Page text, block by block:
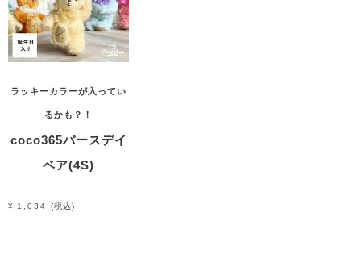
ラッキーカラーが入ってい
るかも？！
coco365バースデイ
ベア(4S)
¥ 1,034 税込